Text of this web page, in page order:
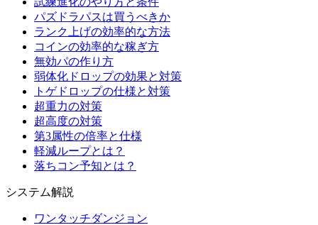
パズドラパスは買うべきか
ランク上げの効率的な方法
コインの効率的な稼ぎ方
無効パの作り方
弱体化ドロップの効果と対策
トゲドロップの仕様と対策
超重力の対策
超高度の対策
第3属性の倍率と仕様
軽減ループとは？
落ちコン予知とは？
システム解説
ワンタッチダンジョン